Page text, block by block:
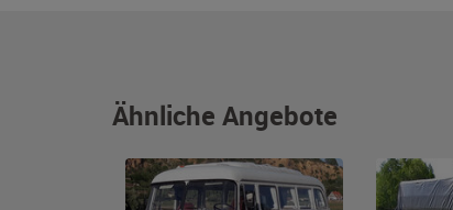
Ähnliche Angebote